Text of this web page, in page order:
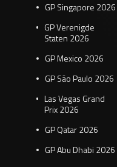
GP Singapore 2026
GP Verenigde
Staten 2026
GP Mexico 2026
GP São Paulo 2026
Las Vegas Grand
Prix 2026
GP Qatar 2026
GP Abu Dhabi 2026